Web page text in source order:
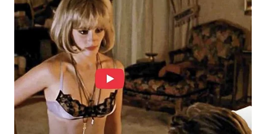
NET
WAHANA
WAHANA
UMKM
WAHANA